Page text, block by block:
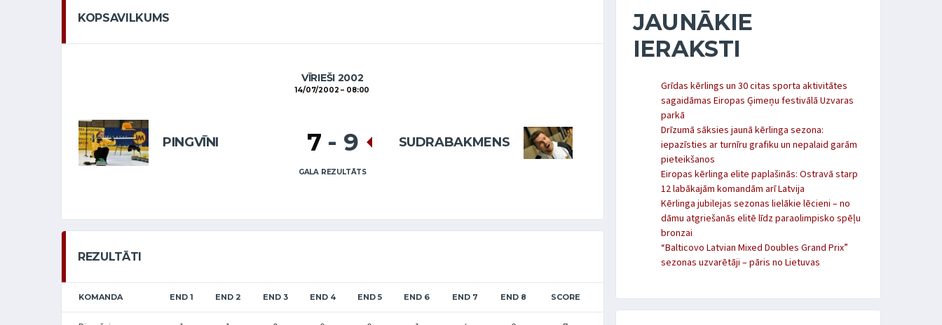
KOPSAVILKUMS
VĪRIEŠI 2002
14/07/2002 08:00
PINGVĪNI SUDRABAKMENS
7 - 9
GALA REZULTĀTS
REZULTĀTI
KOMANDA END 1 END 2 END 3 END 4 END 5 END 6 END 7 END 8 SCORE
JAUNĀKIE
IERAKSTI
Grīdas kērlings un 30 citas sporta aktivitātes
sagaidāmas Eiropas Ģimeņu festivālā Uzvaras
parkā
Drīzumā sāksies jaunā kērlinga sezona:
iepazīsties ar turnīru grafiku un nepalaid garām
pieteikšanos
Eiropas kērlinga elite paplašinās: Ostravā starp
12 labākajām komandām arī Latvija
Kērlinga jubilejas sezonas lielākie lēcieni – no
dāmu atgriešanās elitē līdz paraolimpisko spēļu
bronzai
“Balticovo Latvian Mixed Doubles Grand Prix”
sezonas uzvarētāji – pāris no Lietuvas